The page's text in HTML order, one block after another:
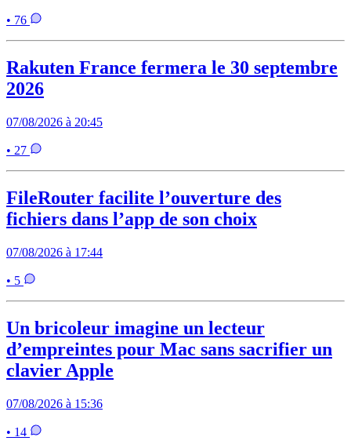
• 76
Rakuten France fermera le 30 septembre
2026
07/08/2026 à 20:45
• 27
FileRouter facilite l’ouverture des
fichiers dans l’app de son choix
07/08/2026 à 17:44
• 5
Un bricoleur imagine un lecteur
d’empreintes pour Mac sans sacrifier un
clavier Apple
07/08/2026 à 15:36
• 14